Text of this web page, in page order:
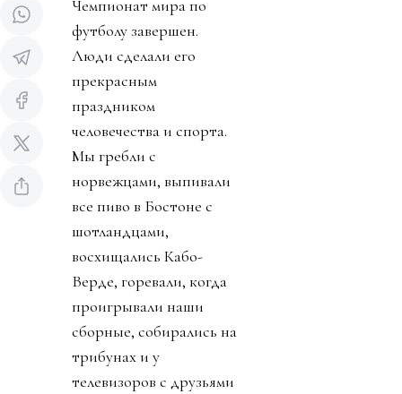
Чемпионат мира по
футболу завершен.
Люди сделали его
прекрасным
праздником
человечества и спорта.
Мы гребли с
норвежцами, выпивали
все пиво в Бостоне с
шотландцами,
восхищались Кабо-
Верде, горевали, когда
проигрывали наши
сборные, собирались на
трибунах и у
телевизоров с друзьями